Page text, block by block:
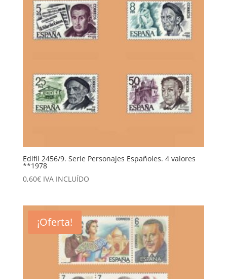
Edifil 2456/9. Serie Personajes Españoles. 4 valores
**1978
0,60€ IVA INCLUÍDO
¡Oferta!